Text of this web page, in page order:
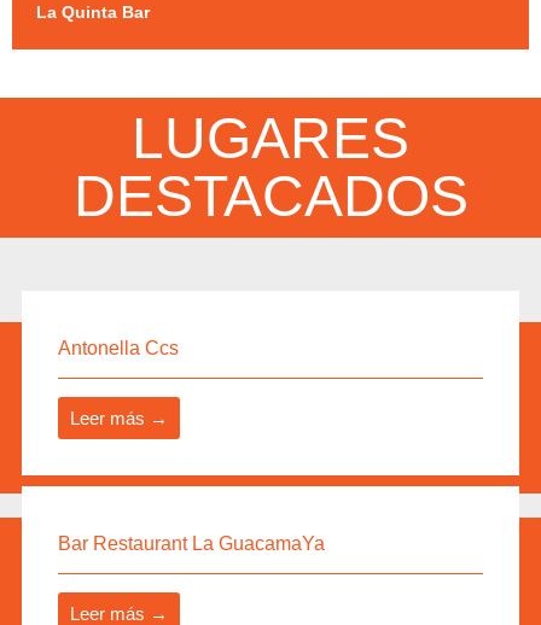
La Quinta Bar
LUGARES
DESTACADOS
Antonella Ccs
Leer más →
Bar Restaurant La GuacamaYa
Leer más →